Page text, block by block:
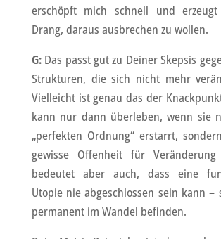
erschöpft mich schnell und
Drang, daraus ausbrechen zu wollen.
G:Das passt gut zu Deiner Skepsis
Strukturen, die sich nicht mehr
Vielleicht ist genau das der
kann nur dann überleben, wenn sie
„perfekten Ordnung“ erstarrt,
gewisse Offenheit für
bedeutet aber auch, dass eine
Utopie nie abgeschlossen sein kann –
permanent im Wandel befinden.